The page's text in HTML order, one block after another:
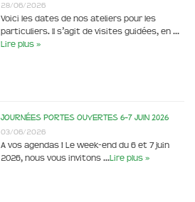
28/06/2026
Voici les dates de nos ateliers pour les
particuliers. Il s’agit de visites guidées, en …
Lire plus »
Journées portes ouvertes 6-7 juin 2026
03/06/2026
A vos agendas ! Le week-end du 6 et 7 juin
2026, nous vous invitons …Lire plus »